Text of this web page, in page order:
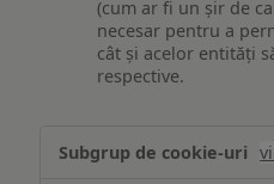
(cum ar fi un șir de
necesar pentru a
cât și acelor entități
respective.
funcționalităților